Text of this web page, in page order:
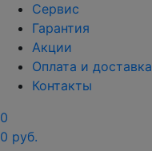
Сервис
Гарантия
Акции
Оплата и доставка
Контакты
0
0 руб.